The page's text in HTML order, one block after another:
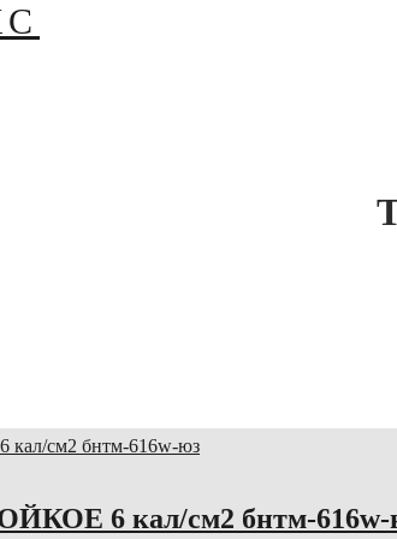
6 кал/см2 бнтм-616w-